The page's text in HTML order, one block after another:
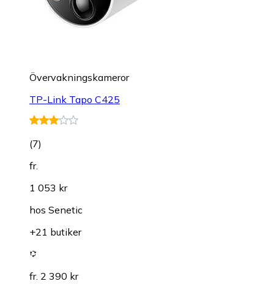
Övervakningskameror
TP-Link Tapo C425
(7)
fr.
1 053 kr
hos Senetic
+21 butiker
fr. 2 390 kr